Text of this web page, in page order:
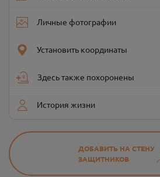
Личные фотографии
Установить координаты
Здесь также похоронены
История жизни
ДОБАВИТЬ НА СТЕНУ
ЗАЩИТНИКОВ